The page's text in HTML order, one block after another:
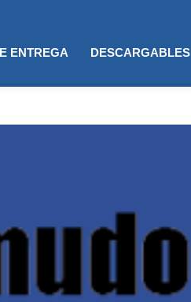
ENTREGA DESCARGABLES